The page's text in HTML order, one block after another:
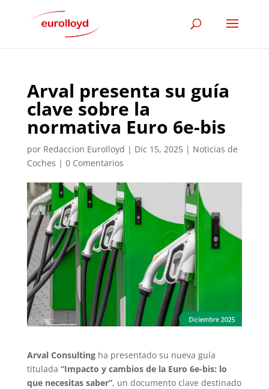
Arval presenta su guía
clave sobre la
normativa Euro 6e-bis
por Redaccion Eurolloyd | Dic 15, 2025| Noticias de
Coches | 0 Comentarios
Arval Consultingha presentado su nueva guía
titulada “Impacto y cambios de la Euro 6e-bis: lo
que necesitas saber”, un documento clave destinado